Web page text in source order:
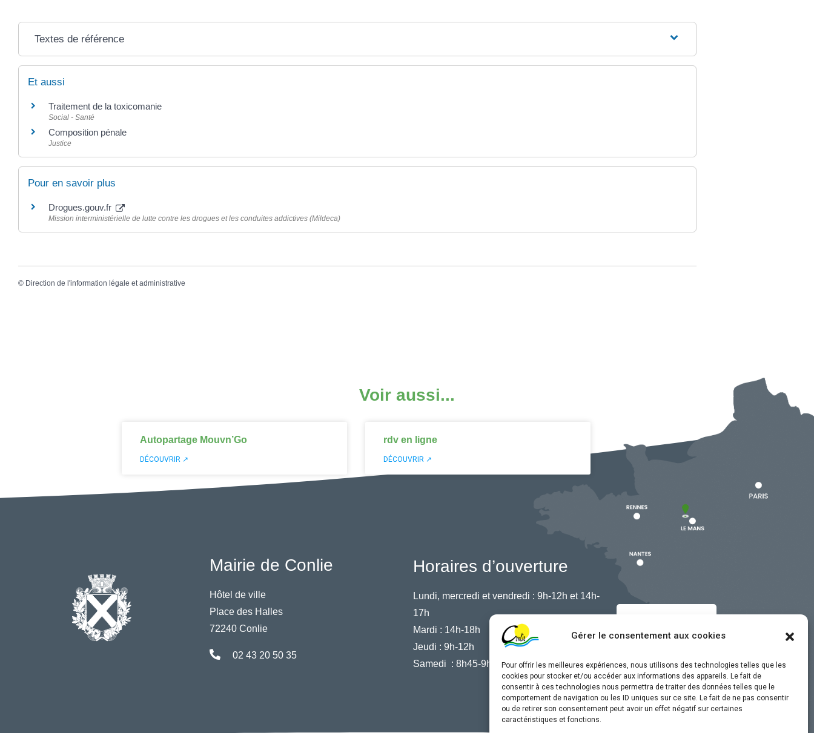
Gérer le consentement aux cookies
Pour offrir les meilleures expériences, nous utilisons des technologies telles que les
cookies pour stocker et/ou accéder aux informations des appareils. Le fait de
consentir à ces technologies nous permettra de traiter des données telles que le
comportement de navigation ou les ID uniques sur ce site. Le fait de ne pas consentir
ou de retirer son consentement peut avoir un effet négatif sur certaines
caractéristiques et fonctions.
Textes de référence
Et aussi
Traitement de la toxicomanie
Social - Santé
Composition pénale
Justice
Pour en savoir plus
Drogues.gouv.fr
Mission interministérielle de lutte contre les drogues et les conduites addictives (Mildeca)
© Direction de l'information légale et administrative
Voir aussi...
Autopartage Mouvn’Go
DÉCOUVRIR ↗
rdv en ligne
DÉCOUVRIR ↗
Mairie de Conlie
Hôtel de ville
Place des Halles
72240 Conlie
02 43 20 50 35
Horaires d’ouverture
Lundi, mercredi et vendredi : 9h-12h et 14h-
17h
Mardi : 14h-18h
Jeudi : 9h-12h
Samedi : 8h45-9h45